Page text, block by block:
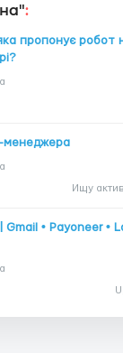
:
пропонує робот
менеджера
Gmail • Payoneer •